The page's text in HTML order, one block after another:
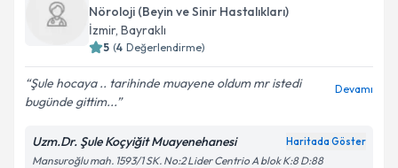
E-posta Adresiniz
kapsamda işlenmesini kabul ediyorum.
Nöroloji (Beyin ve Sinir Hastalıkları)
İzmir, Bayraklı
5 (4 Değerlendirme)
Şule hocaya .. tarihinde muayene oldum mr istedi
bugünde gittim...
Devamı
Uzm.Dr. Şule Koçyiğit Muayenehanesi Haritada Göster
Mansuroğlu mah. 1593/1 SK. No:2 Lider Centrio A blok K:8 D:88